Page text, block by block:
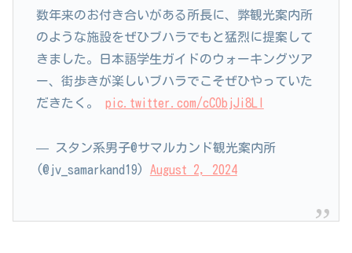
数年来のお付き合いがある所長に、弊観光案内所
のような施設をぜひブハラでもと猛烈に提案して
きました。日本語学生ガイドのウォーキングツア
ー、街歩きが楽しいブハラでこそぜひやっていた
だきたく。 pic.twitter.com/cCObjJi8Ll
— スタン系男子@サマルカンド観光案内所
(@jv_samarkand19) August 2, 2024